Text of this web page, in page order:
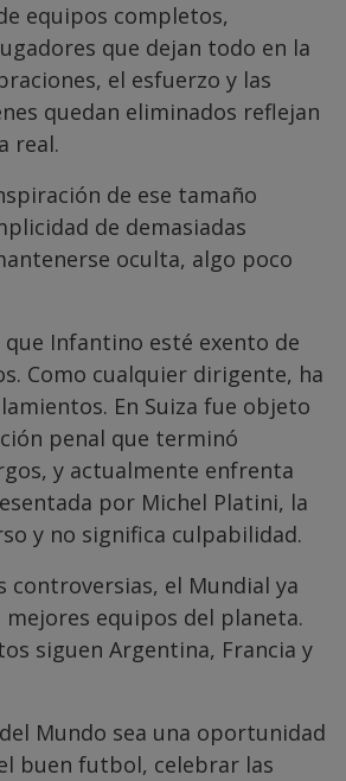
equipos completos,
que dejan todo en la
el esfuerzo y las
quedan eliminados reflejan
real.
de ese tamaño
de demasiadas
oculta, algo poco
que Infantino esté exento de
Como cualquier dirigente, ha
En Suiza fue objeto
penal que terminó
y actualmente enfrenta
por Michel Platini, la
y no significa culpabilidad.
controversias, el Mundial ya
mejores equipos del planeta.
siguen Argentina, Francia y
Mundo sea una oportunidad
buen futbol, celebrar las